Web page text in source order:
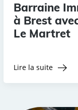
Barraine
à Brest
Le Martret
Lire la suite